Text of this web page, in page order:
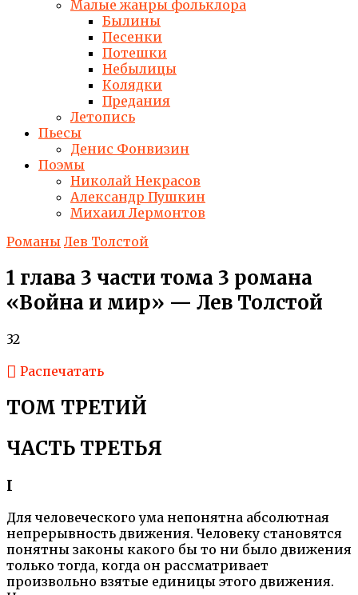
Малые жанры фольклора
Былины
Песенки
Потешки
Небылицы
Колядки
Предания
Летопись
Пьесы
Денис Фонвизин
Поэмы
Николай Некрасов
Александр Пушкин
Михаил Лермонтов
Романы Лев Толстой
1 глава 3 части тома 3 романа
«Война и мир» — Лев Толстой
32
Распечатать
ТОМ ТРЕТИЙ
ЧАСТЬ ТРЕТЬЯ
I
Для человеческого ума непонятна абсолютная
непрерывность движения. Человеку становятся
понятны законы какого бы то ни было движения
только тогда, когда он рассматривает
произвольно взятые единицы этого движения.